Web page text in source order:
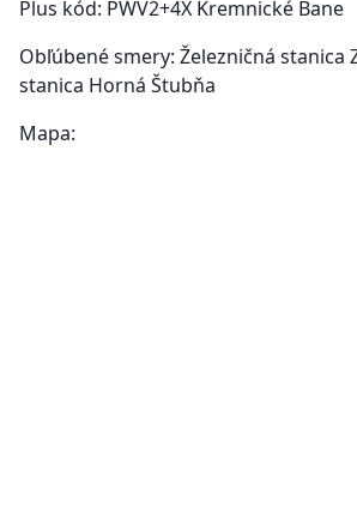
Plus kód: PWV2+4X Kremnické Bane
Obľúbené smery: Železničná stanica
stanica Horná Štubňa
Mapa: